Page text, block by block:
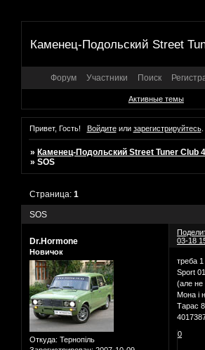
Каменец-Подольский Street
Форум Участники Поиск
Активные темы
Привет, Гость! Войдитеили зарегистрируйтесь.
»Каменец-Подольский Street Tuner Club
»SOS
SOS
Страница:1
03-18
Dr.Hormone
Новичок
Откуда: Тернопіль
треба
Sport
(але не
Мона і
Тарас
0